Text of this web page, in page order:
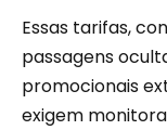
Essas tarifas,
passagens
promocionais
exigem